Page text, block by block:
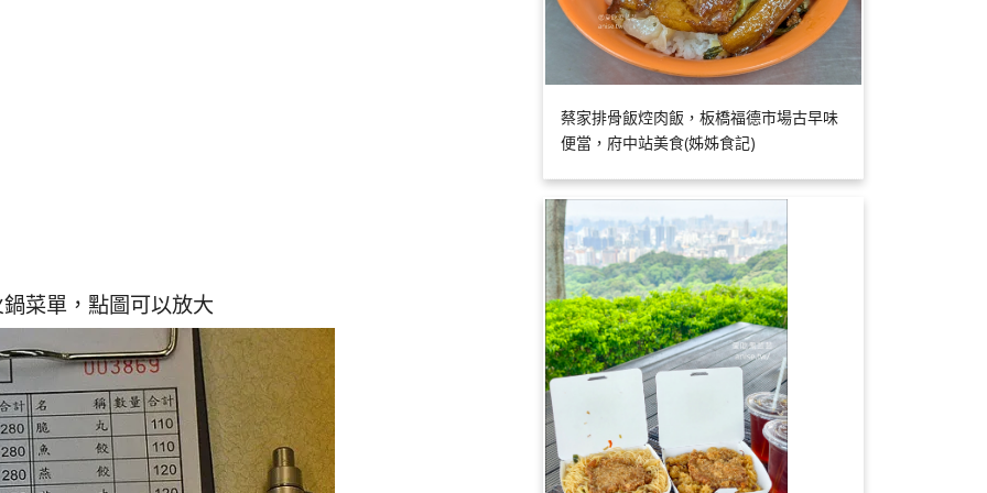
菜單，點圖可以放大
蔡家排骨飯焢肉飯，板橋福德市場古早味
便當，府中站美食(姊姊食記)